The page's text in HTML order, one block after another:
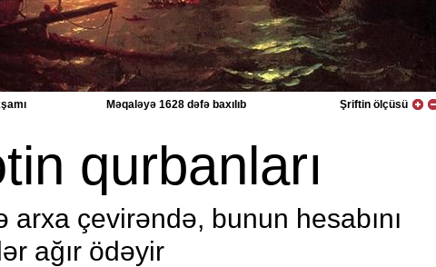
Məqaləyə 1628 dəfə baxılıb Şriftin ölçüsü
qurbanları
arxa çevirəndə, bunun hesabını
ağır ödəyir